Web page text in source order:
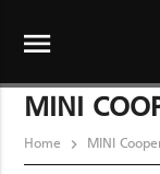
menu
MINI
Home MINI